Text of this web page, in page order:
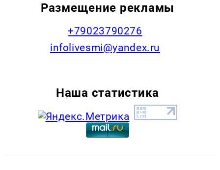
Размещение рекламы
+79023790276
infolivesmi@yandex.ru
Наша статистика